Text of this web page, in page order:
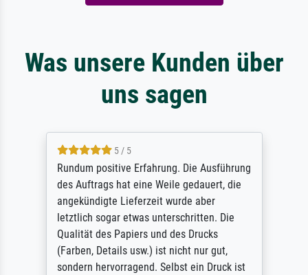
Was unsere Kunden über
uns sagen
5 / 5
Rundum positive Erfahrung. Die Ausführung
des Auftrags hat eine Weile gedauert, die
angekündigte Lieferzeit wurde aber
letztlich sogar etwas unterschritten. Die
Qualität des Papiers und des Drucks
(Farben, Details usw.) ist nicht nur gut,
sondern hervorragend. Selbst ein Druck ist